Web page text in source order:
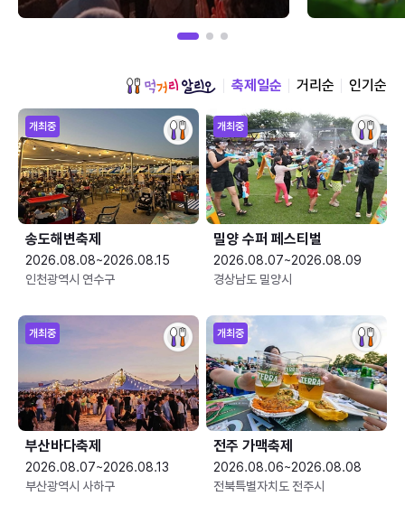
축제일순 거리순 인기순
개최중
송도해변축제
2026.08.08~2026.08.15
인천광역시 연수구
개최중
밀양 수퍼 페스티벌
2026.08.07~2026.08.09
경상남도 밀양시
개최중
부산바다축제
2026.08.07~2026.08.13
부산광역시 사하구
개최중
전주 가맥축제
2026.08.06~2026.08.08
전북특별자치도 전주시